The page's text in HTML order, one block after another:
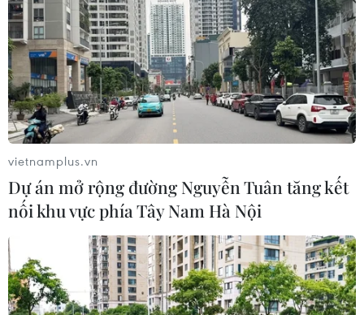
vietnamplus.vn
Dự án mở rộng đường Nguyễn Tuân tăng kết
nối khu vực phía Tây Nam Hà Nội